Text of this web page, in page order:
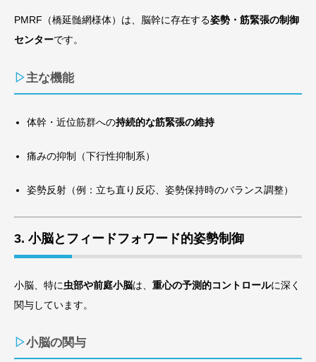
PMRF（橋延髄網様体）は、脳幹に存在する姿勢・筋緊張の制御
センターです。
▷主な機能
体幹・近位筋群への持続的な筋緊張の維持
痛みの抑制（下行性抑制系）
姿勢反射（例：立ち直り反応、姿勢保持時のバランス調整）
3. 小脳とフィードフォワード的姿勢制御
小脳、特に虫部や前庭小脳は、 重心の予測的コントロールに深く
関与しています。
▷小脳の関与